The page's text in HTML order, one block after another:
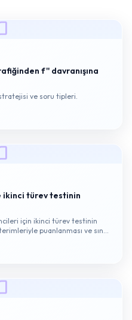
f'' davranışına
ve soru tipleri.
ikinci türev testinin
için ikinci türev testinin
puanlanması ve sınav